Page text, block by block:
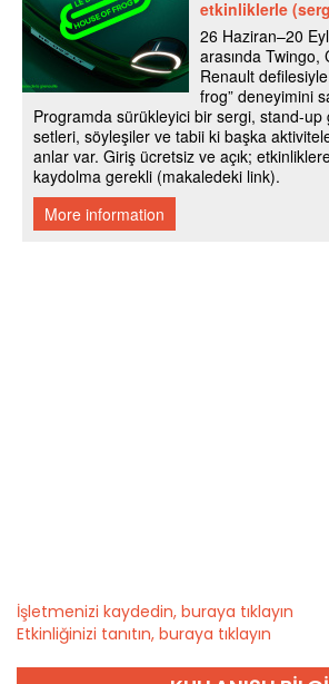
İşletmenizi kaydedin, buraya tıklayın
Etkinliğinizi tanıtın, buraya tıklayın